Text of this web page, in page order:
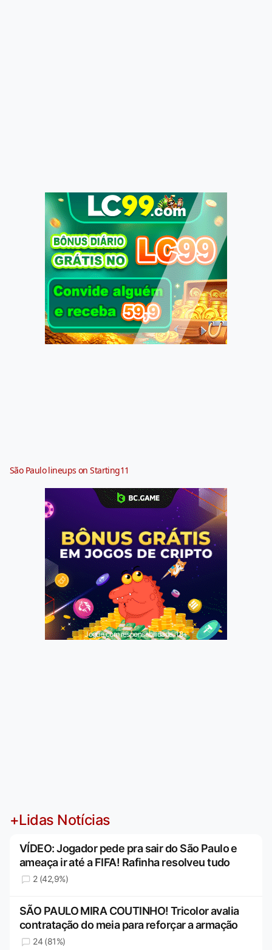
São Paulo lineups on Starting11
Jogue com responsabilidade. 18+
+Lidas Notícias
VÍDEO: Jogador pede pra sair do São Paulo e
ameaça ir até a FIFA! Rafinha resolveu tudo
2 (42,9%)
SÃO PAULO MIRA COUTINHO! Tricolor avalia
contratação do meia para reforçar a armação
24 (81%)